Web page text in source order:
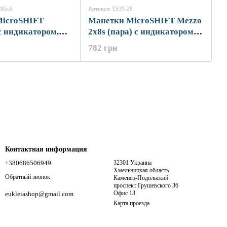
R
индикатором,
Артикул: TS39-28
Манетки MicroSHIFT Mezzo
2x8s (пара) с индикатором,
тросики L2140/1700
782 грн
Контактная информация
+380686506949
Обратный звонок
eukleiashop@gmail.com
32301 Украина
Хмельницкая область
Каменец-Подольский
проспект Грушевского 36
Офис 13
Карта проезда